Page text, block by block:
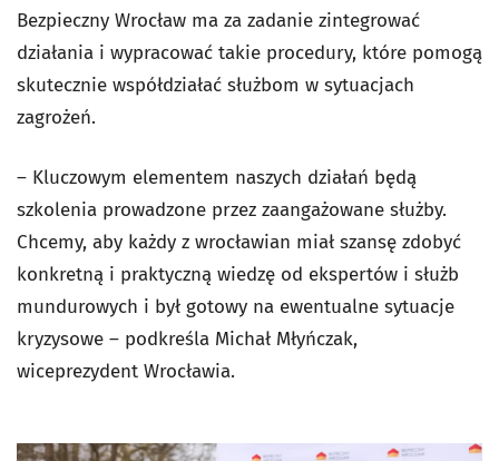
Bezpieczny Wrocław ma za zadanie zintegrować
działania i wypracować takie procedury, które pomogą
skutecznie współdziałać służbom w sytuacjach
zagrożeń.
– Kluczowym elementem naszych działań będą
szkolenia prowadzone przez zaangażowane służby.
Chcemy, aby każdy z wrocławian miał szansę zdobyć
konkretną i praktyczną wiedzę od ekspertów i służb
mundurowych i był gotowy na ewentualne sytuacje
kryzysowe – podkreśla Michał Młyńczak,
wiceprezydent Wrocławia.